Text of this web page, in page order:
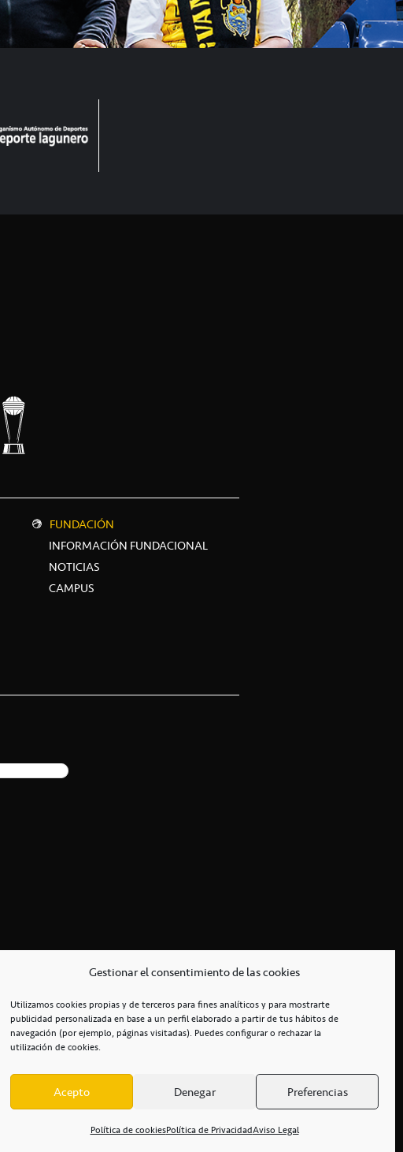
Gestionar el consentimiento de las cookies
Utilizamos cookies propias y de terceros para fines analíticos y para mostrarte
publicidad personalizada en base a un perfil elaborado a partir de tus hábitos de
navegación (por ejemplo, páginas visitadas). Puedes configurar o rechazar la
utilización de cookies.
Acepto Denegar Preferencias
Política de cookiesPolítica de PrivacidadAviso Legal
FUNDACIÓN
INFORMACIÓN FUNDACIONAL
NOTICIAS
CAMPUS
COMERCIALES / ACCESIBILIDAD